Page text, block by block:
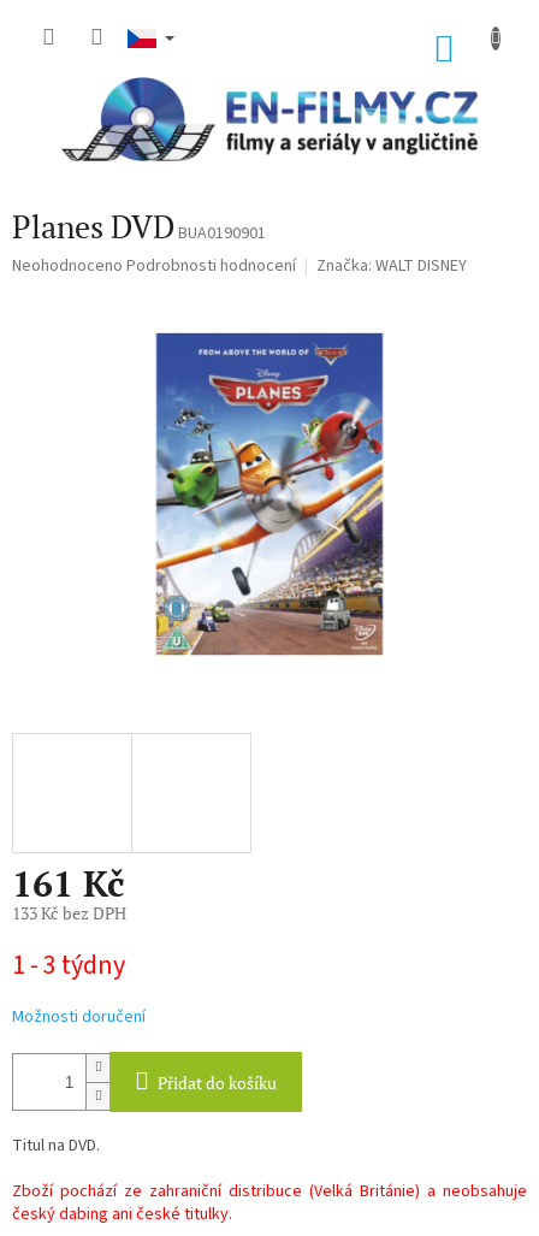
Planes DVD BUA0190901
Průměrné
Neohodnoceno Podrobnosti hodnocení Značka: WALT DISNEY
161 Kč
133 Kč bez DPH
cena:
1 - 3 týdny
Možnosti doručení
Přidat do košíku
Titul na DVD.
Zboží pochází ze zahraniční distribuce (Velká Británie) a neobsahuje
český dabing ani české titulky.